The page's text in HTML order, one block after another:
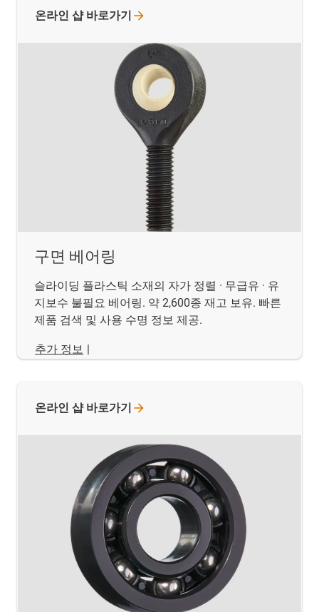
구면 베어링
슬라이딩 플라스틱 소재의 자가 정렬 · 무급유 · 유
지보수 불필요 베어링. 약 2,600종 재고 보유. 빠른
제품 검색 및 사용 수명 정보 제공.
추가 정보 |
온라인 샵 바로가기
온라인 샵 바로가기